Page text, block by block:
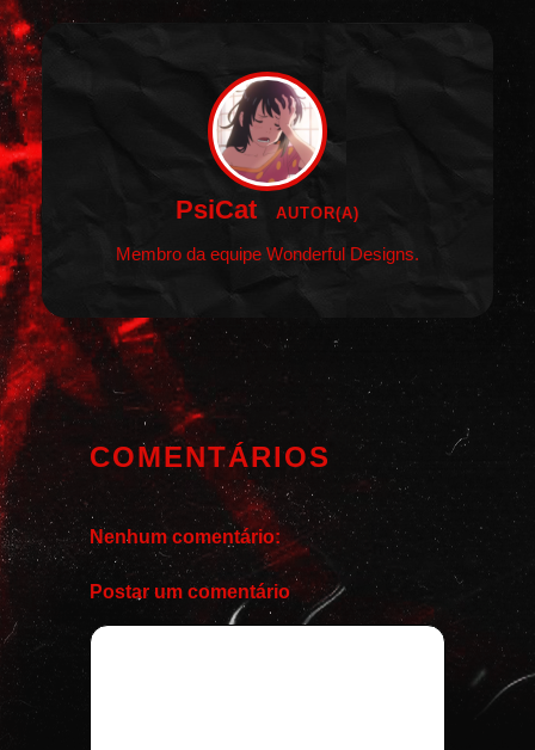
PsiCat AUTOR(A)
Membro da equipe Wonderful Designs.
COMENTÁRIOS
Nenhum comentário:
Postar um comentário